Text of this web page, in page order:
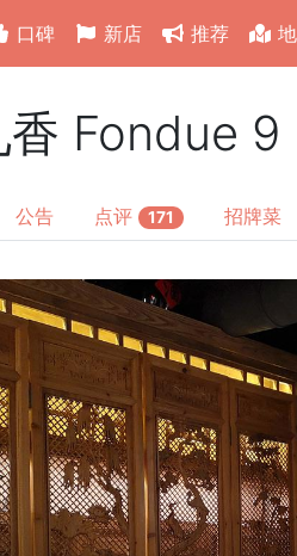
口碑 新店 推荐
Fondue 9
公告 点评 171 招牌菜